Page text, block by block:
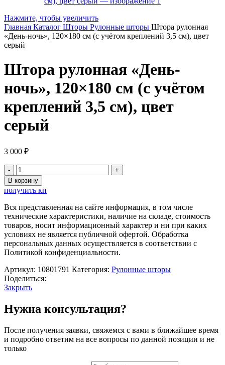
Нажмите, чтобы увеличить
Главная Каталог Шторы Рулонные шторы Штора рулонная
«День-ночь», 120×180 см (с учётом креплений 3,5 см), цвет
серый
Штора рулонная «День-
ночь», 120×180 см (с учётом
креплений 3,5 см), цвет
серый
3 000 ₽
Количество
товара
Штора
рулонная
«День-
ночь»,
120×180
см
(с
учётом
3,5
см),
цвет
В корзину
получить кп
Вся представленная на сайте информация, в том числе
технические характеристики, наличие на складе, стоимость
товаров, носит информационный характер и ни при каких
условиях не является публичной офертой. Обработка
персональных данных осуществляется в соответствии с
Политикой конфиденциальности.
Артикул: 10801791 Категория: Рулонные шторы
Поделиться:
Закрыть
Нужна консультация?
После получения заявки, свяжемся с вами в ближайшее время
и подробно ответим на все вопросы по данной позиции и не
только